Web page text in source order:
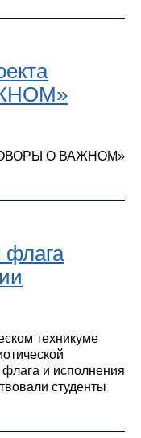
О ВАЖНОМ»
флага
техникуме
и исполнения
студенты